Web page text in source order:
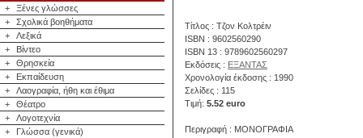
+
Ξένες γλώσσες
+
Σχολικά βοηθήματα
+
Λεξικά
+
Βίντεο
+
Θρησκεία
+
Εκπαίδευση
+
Λαογραφία, ήθη και έθιμα
+
Θέατρο
+
Λογοτεχνία
+
Γλώσσα (γενικά)
Τίτλος : Τζον Κολτρέιν
ISBN : 9602560290
ISBN 13 : 9789602560297
Εκδόσεις : ΕΞΑΝΤΑΣ
Χρονολογία έκδοσης : 1990
Σελίδες : 115
Τιμή: 5.52 euro
Περιγραφή : ΜΟΝΟΓΡΑΦΙΑ